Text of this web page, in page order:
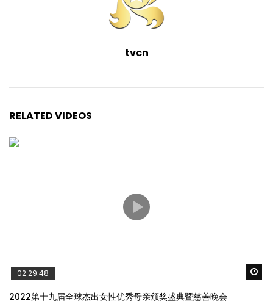
tvcn
RELATED VIDEOS
02:29:48
2022第十九届全球杰出女性优秀母亲颁奖盛典暨慈善晚会